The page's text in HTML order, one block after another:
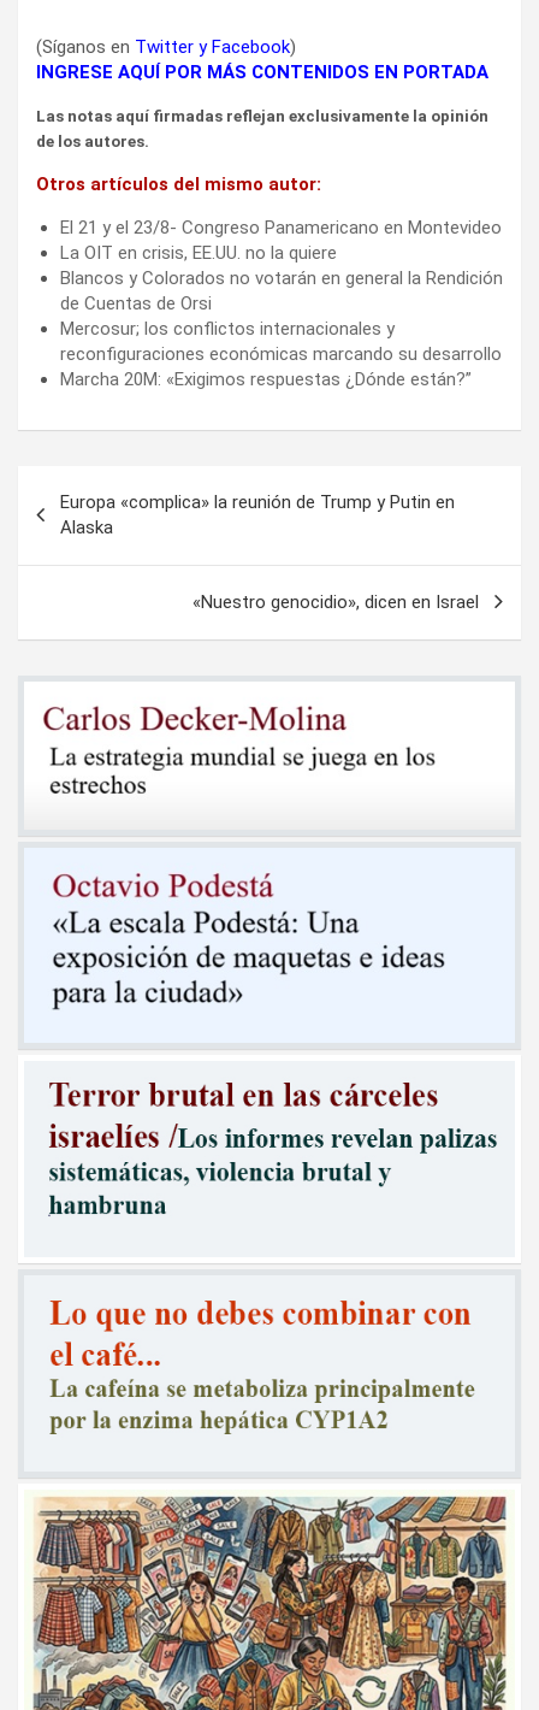
(Síganos en Twitter yFacebook)
INGRESE AQUÍ POR MÁS CONTENIDOS EN PORTADA
Las notas aquí firmadas reflejan exclusivamente la opinión
de los autores.
Otros artículos del mismo autor:
El 21 y el 23/8- Congreso Panamericano en Montevideo
La OIT en crisis, EE.UU. no la quiere
Blancos y Colorados no votarán en general la Rendición
de Cuentas de Orsi
Mercosur; los conflictos internacionales y
reconfiguraciones económicas marcando su desarrollo
Marcha 20M: «Exigimos respuestas ¿Dónde están?”
de
entradas
Europa «complica» la reunión de Trump y Putin en
Alaska
«Nuestro genocidio», dicen en Israel